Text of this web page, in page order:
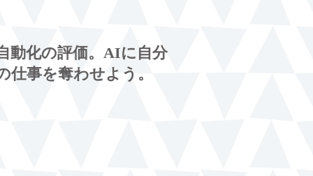
動化の評価。AIに自分
仕事を奪わせよう。